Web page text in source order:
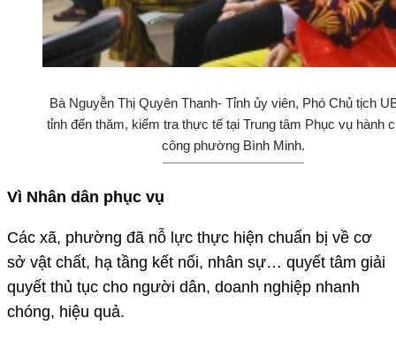
Bà Nguyễn Thị Quyên Thanh- Tỉnh ủy viên, Phó Chủ tịch
tỉnh đến thăm, kiểm tra thực tế tại Trung tâm Phục vụ hành
công phường Bình Minh.
Vì Nhân dân phục vụ
Các xã, phường đã nỗ lực thực hiện chuẩn bị về cơ
sở vật chất, hạ tầng kết nối, nhân sự… quyết tâm giải
quyết thủ tục cho người dân, doanh nghiệp nhanh
chóng, hiệu quả.